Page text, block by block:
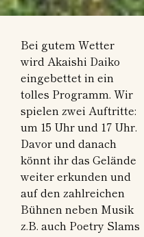
Bei gutem Wetter
wird Akaishi Daiko
eingebettet in ein
tolles Programm. Wir
spielen zwei Auftritte:
um 15 Uhr und 17 Uhr.
Davor und danach
könnt ihr das Gelände
weiter erkunden und
auf den zahlreichen
Bühnen neben Musik
z.B. auch Poetry Slams